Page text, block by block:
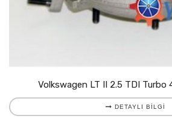
Volkswagen LT II 2.5 TDI
DETAYLI BILGI